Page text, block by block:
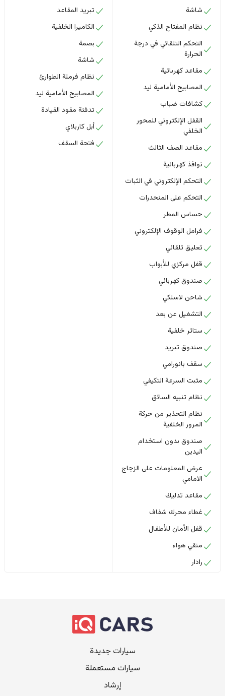
شاشة
نظام المفتاح الذكي
التحكم التلقائي في درجة
الحرارة
مقاعد كهربائية
المصابيح الأمامية ليد
كشافات ضباب
القفل الإلكتروني للمحور
الخلفي
مقاعد الصف الثالث
نوافذ كهربائية
التحكم الإلكتروني في الثبات
التحكم على المنحدرات
حساس المطر
فرامل الوقوف الإلكتروني
تعليق تلقائي
قفل مركزي للأبواب
صندوق كهربائي
شاحن لاسلكي
التشغيل عن بعد
ستائر خلفية
صندوق تبريد
سقف بانورامي
مثبت السرعة التكيفي
نظام تنبيه السائق
نظام التحذير من حركة
المرور الخلفية
صندوق بدون استخدام
اليدين
عرض المعلومات على الزجاج
الامامي
مقاعد تدليك
غطاء محرك شفاف
قفل الأمان للأطفال
منقي هواء
رادار
تبريد المقاعد
الكاميرا الخلفية
بصمة
شاشة
نظام فرملة الطوارئ
المصابيح الأمامية ليد
تدفئة مقود القيادة
أبل كاربلاي
فتحة السقف
سيارات جديدة
سيارات مستعملة
إرشاد